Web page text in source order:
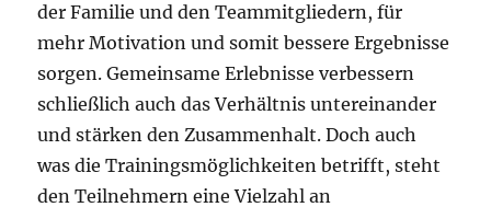
der Familie und den Teammitgliedern, für
mehr Motivation und somit bessere Ergebnisse
sorgen. Gemeinsame Erlebnisse verbessern
schließlich auch das Verhältnis untereinander
und stärken den Zusammenhalt. Doch auch
was die Trainingsmöglichkeiten betrifft, steht
den Teilnehmern eine Vielzahl an